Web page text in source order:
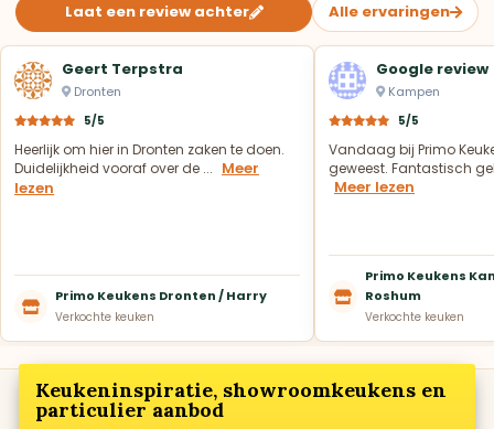
Laat een review achter
Alle ervaringen
Geert Terpstra
Dronten
5/5
Heerlijk om hier in Dronten zaken te doen.
Duidelijkheid vooraf over de ... Meer
lezen
Primo Keukens Dronten / Harry
Verkochte keuken
Google review
Kampen
5/5
Vandaag bij Primo
geweest. Fantastisch
Meer lezen
Primo Keukens
Roshum
Verkochte keuken
Keukeninspiratie, showroomkeukens en
particulier aanbod